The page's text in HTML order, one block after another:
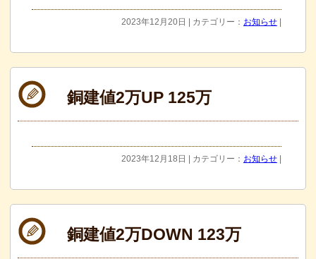
2023年12月20日 | カテゴリー： お知らせ|
銅建値2万UP 125万
2023年12月18日 | カテゴリー： お知らせ|
銅建値2万DOWN 123万